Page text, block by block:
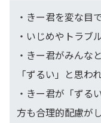
・きー君を変な目
・いじめやトラブ
・きー君がみんな
「ずるい」と思わ
・きー君が「ずる
方も合理的配慮が